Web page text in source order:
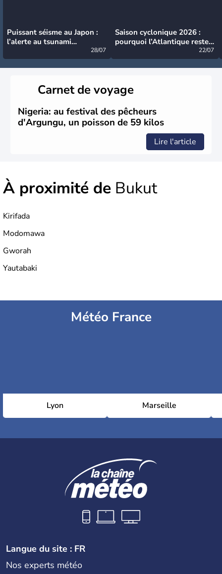
Puissant séisme au Japon :
l’alerte au tsunami
28/07
Saison cyclonique 2026 :
pourquoi l’Atlantique reste
22/07
Carnet de voyage
Nigeria: au festival des pêcheurs
d'Argungu, un poisson de 59 kilos
Lire l'article
À proximité de Bukut
Kirifada
Modomawa
Gworah
Yautabaki
Météo France
Lyon Marseille
Langue du site : FR
Nos experts météo